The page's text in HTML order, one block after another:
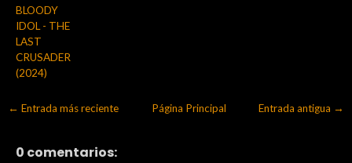
BLOODY
IDOL - THE
LAST
CRUSADER
(2024)
← Entrada más reciente Entrada antigua →
Página Principal
0 comentarios: